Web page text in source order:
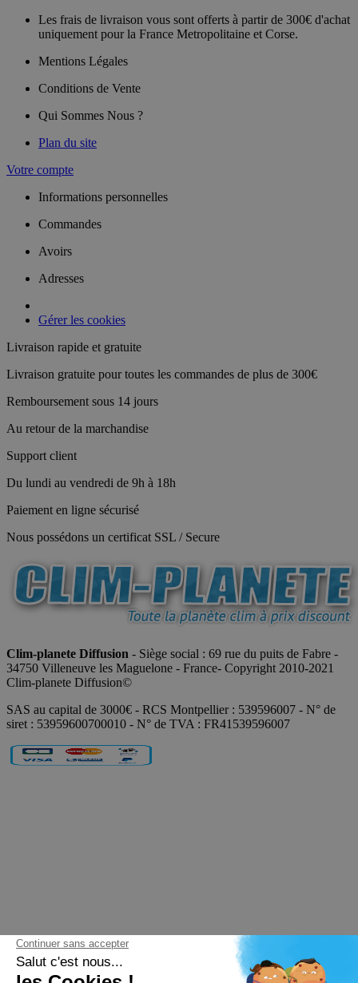
Les frais de livraison vous sont offerts à partir de 300€ d'achat
uniquement pour la France Metropolitaine et Corse.
Mentions Légales
Conditions de Vente
Qui Sommes Nous ?
Plan du site
Votre compte
Informations personnelles
Commandes
Avoirs
Adresses
Gérer les cookies
Livraison rapide et gratuite
Livraison gratuite pour toutes les commandes de plus de 300€
Remboursement sous 14 jours
Au retour de la marchandise
Support client
Du lundi au vendredi de 9h à 18h
Paiement en ligne sécurisé
Nous possédons un certificat SSL / Secure
Clim-planete Diffusion - Siège social : 69 rue du puits de Fabre -
34750 Villeneuve les Maguelone - France- Copyright 2010-2021
Clim-planete Diffusion©
SAS au capital de 3000€ - RCS Montpellier : 539596007 - N° de
siret : 53959600700010 - N° de TVA : FR41539596007